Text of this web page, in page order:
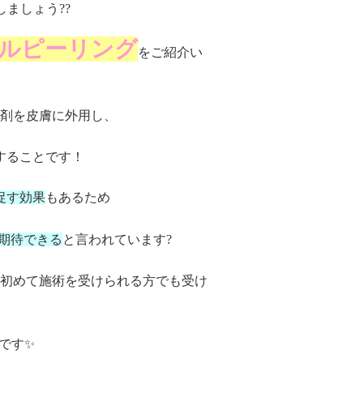
ましょう??
ピーリングをご紹介い
を皮膚に外用し、
ことです！
す効果もあるため
待できる と言われています?
めて施術を受けられる方でも受け
す✨